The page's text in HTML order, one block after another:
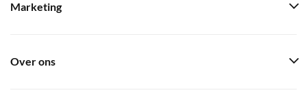
Marketing
Over ons